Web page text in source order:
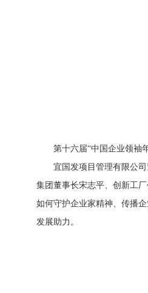
第十六届“中国企业领袖
宜国发项目管理有限公
集团董事长宋志平、创新工
如何守护企业家精神、传播
发展助力。